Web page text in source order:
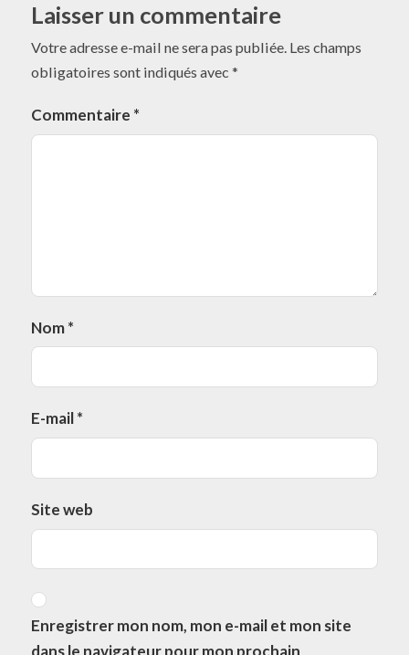
Laisser un commentaire
Votre adresse e-mail ne sera pas publiée. Les champs
obligatoires sont indiqués avec *
Commentaire *
Nom*
E-mail*
Site web
Enregistrer mon nom, mon e-mail et mon site